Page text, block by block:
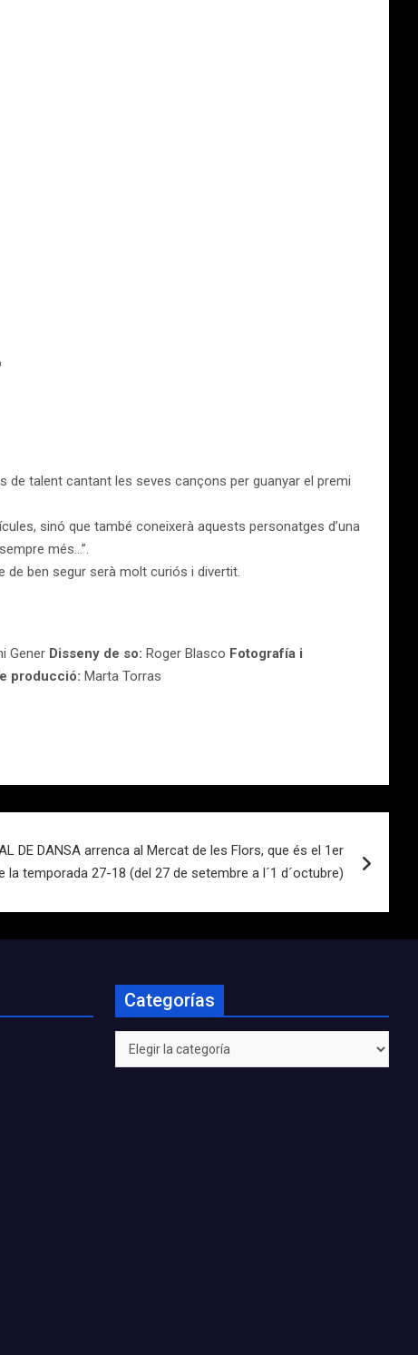
talent cantant les seves cançons per guanyar el premi
sinó que també coneixerà aquests personatges d’una
més…”.
de ben segur serà molt curiós i divertit.
Gener Disseny de so: Roger Blasco Fotografía i
producció: Marta Torras
DE DANSA arrenca al Mercat de les Flors, que és el 1er
la temporada 27-18 (del 27 de setembre a l´1 d´octubre)
Categorías
Categorías